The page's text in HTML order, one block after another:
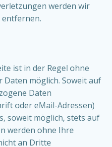
werden wir
ist in der Regel ohne
möglich. Soweit auf
Daten
oder eMail-Adressen)
soweit möglich, stets auf
werden ohne Ihre
an Dritte